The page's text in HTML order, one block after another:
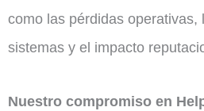
como las pérdidas operativas,
sistemas y el impacto
Nuestro compromiso en